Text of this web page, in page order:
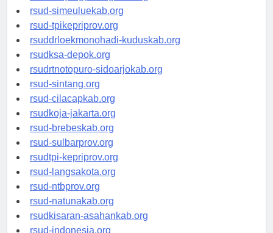
rsud-tanjungpinangkota.org
rsud-simeuluekab.org
rsud-tpikepriprov.org
rsuddrloekmonohadi-kuduskab.org
rsudksa-depok.org
rsudrtnotopuro-sidoarjokab.org
rsud-sintang.org
rsud-cilacapkab.org
rsudkoja-jakarta.org
rsud-brebeskab.org
rsud-sulbarprov.org
rsudtpi-kepriprov.org
rsud-langsakota.org
rsud-ntbprov.org
rsud-natunakab.org
rsudkisaran-asahankab.org